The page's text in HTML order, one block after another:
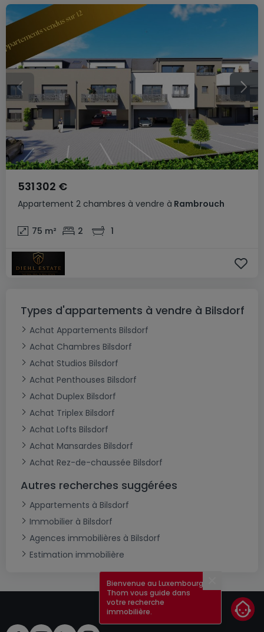
Appartement 2 chambres à vendre à Rambrouch
531 302 €
75 m² 2 1
Types d'appartements à vendre à Bilsdorf
Achat Appartements Bilsdorf
Achat Chambres Bilsdorf
Achat Studios Bilsdorf
Achat Penthouses Bilsdorf
Achat Duplex Bilsdorf
Achat Triplex Bilsdorf
Achat Lofts Bilsdorf
Achat Mansardes Bilsdorf
Achat Rez-de-chaussée Bilsdorf
Autres recherches suggérées
Appartements à Bilsdorf
Immobilier à Bilsdorf
Agences immobilières à Bilsdorf
Estimation immobilière
Bienvenue au Luxembourg !
Thom vous guide dans
votre recherche
immobilière.